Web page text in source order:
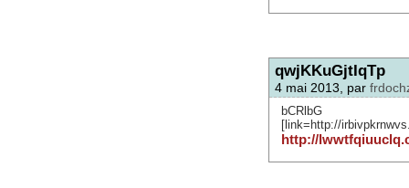
qwjKKuGjtIqTp
4 mai 2013, par
[link=http://
http://